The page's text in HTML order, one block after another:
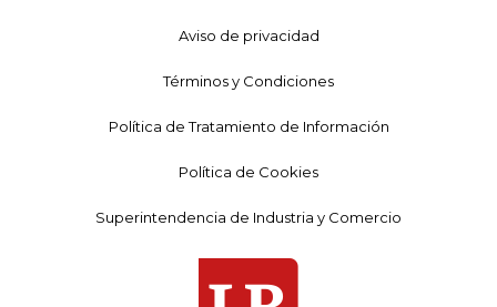
Aviso de privacidad
Términos y Condiciones
Política de Tratamiento de Información
Política de Cookies
Superintendencia de Industria y Comercio